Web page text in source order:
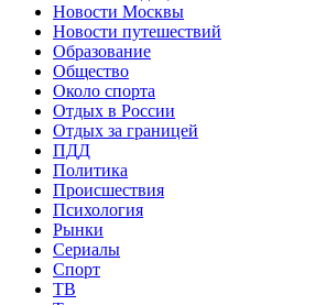
Новости Москвы
Новости путешествий
Образование
Общество
Около спорта
Отдых в России
Отдых за границей
ПДД
Политика
Происшествия
Психология
Рынки
Сериалы
Спорт
ТВ